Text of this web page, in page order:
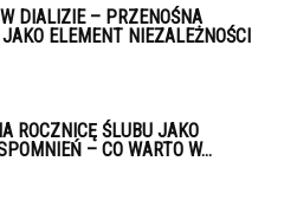
DIALIZIE – PRZENOŚNA
ELEMENT NIEZALEŻNOŚCI
ROCZNICĘ ŚLUBU JAKO
– CO WARTO W...